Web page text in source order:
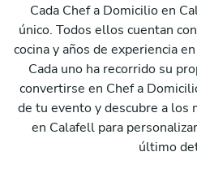
Cada Chef a Domicilio en
único. Todos ellos cuentan
cocina y años de experiencia
Cada uno ha recorrido su
convertirse en Chef a
de tu evento y descubre a los
en Calafell para
último